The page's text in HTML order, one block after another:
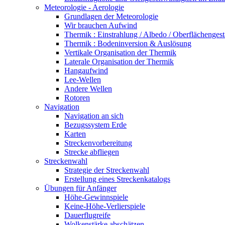
Meteorologie - Aerologie
Grundlagen der Meteorologie
Wir brauchen Aufwind
Thermik : Einstrahlung / Albedo /
Thermik : Bodeninversion & Auslösung
Vertikale Organisation der Thermik
Laterale Organisation der Thermik
Hangaufwind
Lee-Wellen
Andere Wellen
Rotoren
Navigation
Navigation an sich
Bezugssystem Erde
Karten
Streckenvorbereitung
Strecke abfliegen
Streckenwahl
Strategie der Streckenwahl
Erstellung eines Streckenkatalogs
Übungen für Anfänger
Höhe-Gewinnspiele
Keine-Höhe-Verlierspiele
Dauerflugreife